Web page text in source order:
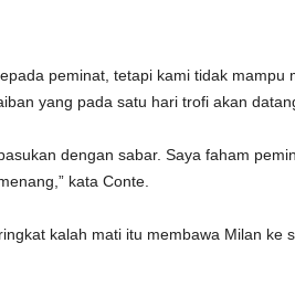
peminat, tetapi kami tidak mampu
yang pada satu hari trofi akan
dengan sabar. Saya faham
kata Conte.
kalah mati itu membawa Milan ke